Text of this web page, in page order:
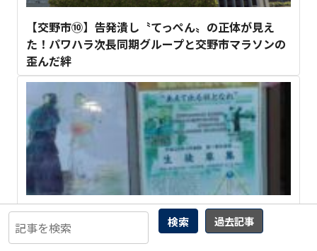
検索 過去記事
【交野市⑩】告発潰し〝てっぺん〟の正体が見え
た！パワハラ次長同期グループと交野市マラソンの
歪んだ絆
神ってる「森友学園」問題はナニワの豊洲だっ
た！？（後編）